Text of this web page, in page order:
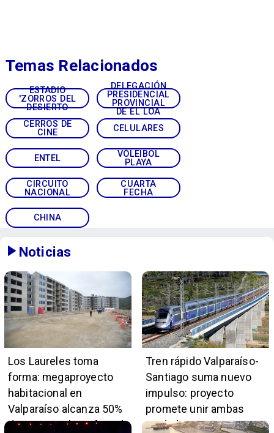
ESTADIO
'ZORROS DEL
DESIERTO
DELEGACIÓN
PRESIDENCIAL
PROVINCIAL
DE EL LOA
CERROS DE
CINE
CELULARES
ENTEL
VÓLEIBOL
PLAYA
CIRCUITO
NACIONAL
CUARTA
FECHA
CHINA
Temas Relacionados
Noticias
Los Laureles toma
forma: megaproyecto
habitacional en
Valparaíso alcanza 50%
de avance y beneficiará
Tren rápido Valparaíso-
Santiago suma nuevo
impulso: proyecto
promete unir ambas
ciudades en 45 minutos